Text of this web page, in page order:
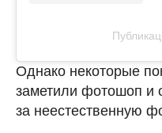
Однако некоторые
заметили фотошоп и
за неестественную